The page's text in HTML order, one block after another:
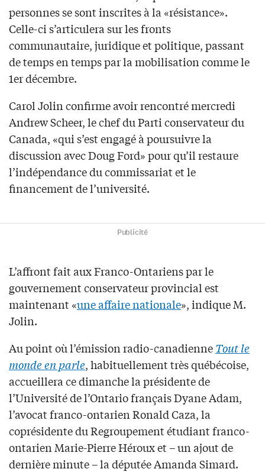
personnes se sont inscrites à la «résistance».
Celle-ci s’articulera sur les fronts
communautaire, juridique et politique, passant
de temps en temps par la mobilisation comme le
1er décembre.
Carol Jolin confirme avoir rencontré mercredi
Andrew Scheer, le chef du Parti conservateur du
Canada, «qui s’est engagé à poursuivre la
discussion avec Doug Ford» pour qu’il restaure
l’indépendance du commissariat et le
financement de l’université.
Publicité
L’affront fait aux Franco-Ontariens par le
gouvernement conservateur provincial est
maintenant «une affaire nationale», indique M.
Jolin.
Au point où l’émission radio-canadienneTout le
monde enparle, habituellement très québécoise,
accueillera ce dimanche la présidente de
l’Université de l’Ontario français Dyane Adam,
l’avocat franco-ontarien Ronald Caza, la
coprésidente du Regroupement étudiant franco-
ontarien Marie-Pierre Héroux et – un ajout de
dernière minute – la députée Amanda Simard.